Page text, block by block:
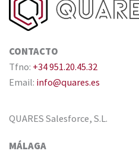
CONTACTO
Tfno: +34 951.20.45.32
Email: info@quares.es
QUARES Salesforce, S.L.
MÁLAGA